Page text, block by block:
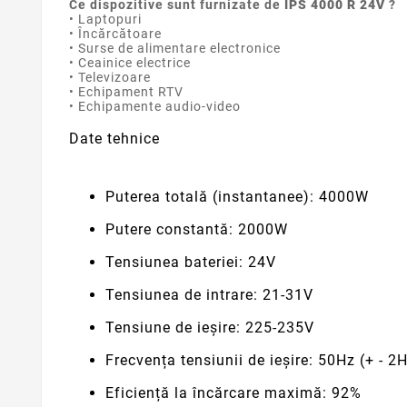
Ce dispozitive sunt furnizate de IPS 4000 R 24V ?
• Laptopuri
• Încărcătoare
• Surse de alimentare electronice
• Ceainice electrice
• Televizoare
• Echipament RTV
• Echipamente audio-video
Date tehnice
Puterea totală (instantanee): 4000W
Putere constantă: 2000W
Tensiunea bateriei: 24V
Tensiunea de intrare: 21-31V
Tensiune de ieșire: 225-235V
Frecvența tensiunii de ieșire: 50Hz (+ -
Eficiență la încărcare maximă: 92%